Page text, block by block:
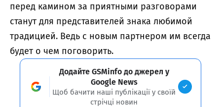
перед камином за приятными разговорами
станут для представителей знака любимой
традицией. Ведь с новым партнером им всегда
будет о чем поговорить.
Додайте GSMinfo до джерел у
Google News
Щоб бачити наші публікації у своїй
стрічці новин